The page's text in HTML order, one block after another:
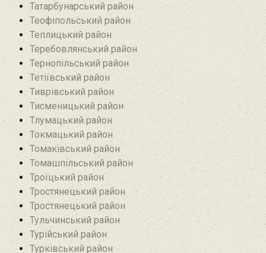
Татарбунарський район
Теофіпольський район‎
Теплицький район
Теребовлянський район
Тернопільський район
Тетіївський район
Тиврівський район
Тисменицький район
Тлумацький район
Токмацький район
Томаківський район
Томашпільський район
Троїцький район‎
Тростянецький район
Тростянецький район
Тульчинський район
Турійський район
Турківський район